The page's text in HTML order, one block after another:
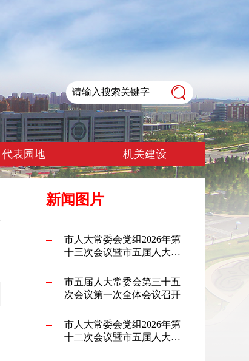
代表园地 机关建设
新闻图片
市人大常委会党组2026年第
十三次会议暨市五届人大常
市五届人大常委会第三十五
次会议第一次全体会议召开
市人大常委会党组2026年第
十二次会议暨市五届人大常